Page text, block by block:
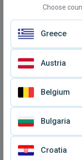
Φενγκουάνγκ (Γιουτζίο)
Choose
Greece
Austria
Belgium
Bulgaria
Croatia